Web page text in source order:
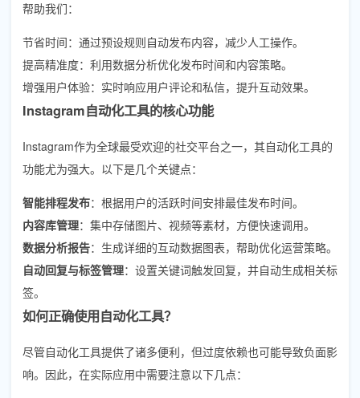
帮助我们：
节省时间：通过预设规则自动发布内容，减少人工操作。
提高精准度：利用数据分析优化发布时间和内容策略。
增强用户体验：实时响应用户评论和私信，提升互动效果。
Instagram自动化工具的核心功能
Instagram作为全球最受欢迎的社交平台之一，其自动化工具的
功能尤为强大。以下是几个关键点：
智能排程发布：根据用户的活跃时间安排最佳发布时间。
内容库管理：集中存储图片、视频等素材，方便快速调用。
数据分析报告：生成详细的互动数据图表，帮助优化运营策略。
自动回复与标签管理：设置关键词触发回复，并自动生成相关标
签。
如何正确使用自动化工具？
尽管自动化工具提供了诸多便利，但过度依赖也可能导致负面影
响。因此，在实际应用中需要注意以下几点：